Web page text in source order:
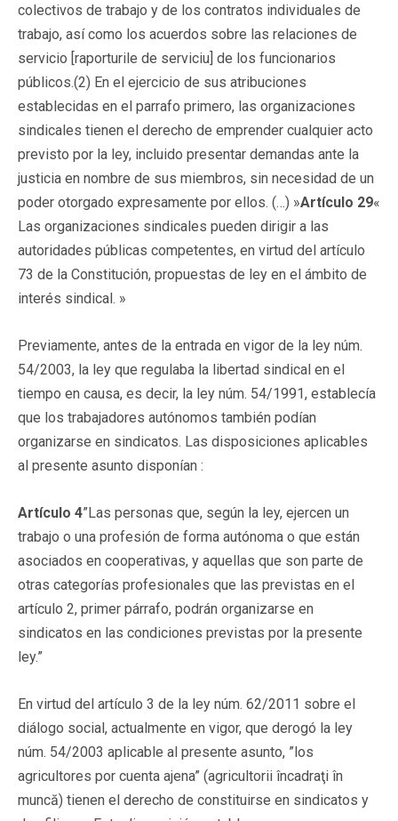
colectivos de trabajo y de los contratos individuales de
trabajo, así como los acuerdos sobre las relaciones de
servicio [raporturile de serviciu] de los funcionarios
públicos.(2) En el ejercicio de sus atribuciones
establecidas en el parrafo primero, las organizaciones
sindicales tienen el derecho de emprender cualquier acto
previsto por la ley, incluido presentar demandas ante la
justicia en nombre de sus miembros, sin necesidad de un
poder otorgado expresamente por ellos. (…) »Artículo 29«
Las organizaciones sindicales pueden dirigir a las
autoridades públicas competentes, en virtud del artículo
73 de la Constitución, propuestas de ley en el ámbito de
interés sindical. »
Previamente, antes de la entrada en vigor de la ley núm.
54/2003, la ley que regulaba la libertad sindical en el
tiempo en causa, es decir, la ley núm. 54/1991, establecía
que los trabajadores autónomos también podían
organizarse en sindicatos. Las disposiciones aplicables
al presente asunto disponían :
Artículo 4”Las personas que, según la ley, ejercen un
trabajo o una profesión de forma autónoma o que están
asociados en cooperativas, y aquellas que son parte de
otras categorías profesionales que las previstas en el
artículo 2, primer párrafo, podrán organizarse en
sindicatos en las condiciones previstas por la presente
ley.”
En virtud del artículo 3 de la ley núm. 62/2011 sobre el
diálogo social, actualmente en vigor, que derogó la ley
núm. 54/2003 aplicable al presente asunto, ”los
agricultores por cuenta ajena” (agricultorii încadraţi în
muncă) tienen el derecho de constituirse en sindicatos y